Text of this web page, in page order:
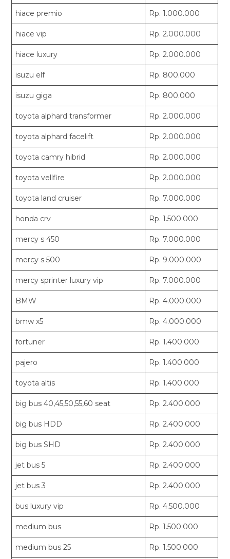
hiace premio Rp. 1.000.000
hiace vip Rp. 2.000.000
hiace luxury Rp. 2.000.000
isuzu elf Rp. 800.000
isuzu giga Rp. 800.000
toyota alphard transformer Rp. 2.000.000
toyota alphard facelift Rp. 2.000.000
toyota camry hibrid Rp. 2.000.000
toyota vellfire Rp. 2.000.000
toyota land cruiser Rp. 7.000.000
honda crv Rp. 1.500.000
mercy s 450 Rp. 7.000.000
mercy s 500 Rp. 9.000.000
mercy sprinter luxury vip Rp. 7.000.000
BMW Rp. 4.000.000
bmw x5 Rp. 4.000.000
fortuner Rp. 1.400.000
pajero Rp. 1.400.000
toyota altis Rp. 1.400.000
big bus 40,45,50,55,60 seat Rp. 2.400.000
big bus HDD Rp. 2.400.000
big bus SHD Rp. 2.400.000
jet bus 5 Rp. 2.400.000
jet bus 3 Rp. 2.400.000
bus luxury vip Rp. 4.500.000
medium bus Rp. 1.500.000
medium bus 25 Rp. 1.500.000